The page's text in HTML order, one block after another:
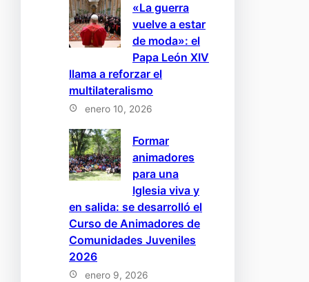
«La guerra
vuelve a estar
de moda»: el
Papa León XIV
llama a reforzar el
multilateralismo
enero 10, 2026
Formar
animadores
para una
Iglesia viva y
en salida: se desarrolló el
Curso de Animadores de
Comunidades Juveniles
2026
enero 9, 2026